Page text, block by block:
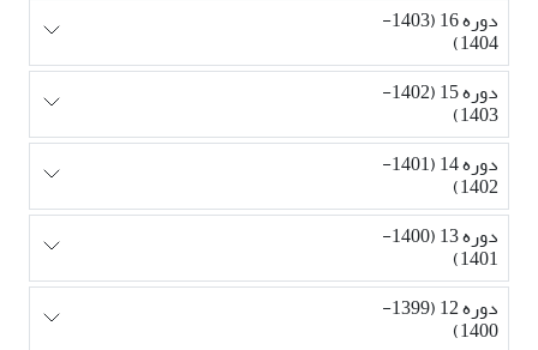
دوره 16 (1403-
1404)
دوره 15 (1402-
1403)
دوره 14 (1401-
1402)
دوره 13 (1400-
1401)
دوره 12 (1399-
1400)